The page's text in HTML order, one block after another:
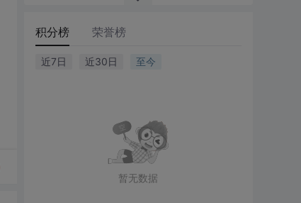
积分榜 荣誉榜
近7日 近30日 至今
暂无数据